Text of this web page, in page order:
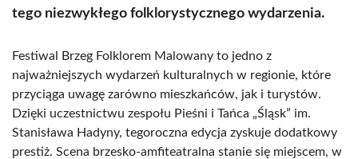
tego niezwykłego folklorystycznego wydarzenia.
Festiwal Brzeg Folklorem Malowany to jedno z
najważniejszych wydarzeń kulturalnych w regionie, które
przyciąga uwagę zarówno mieszkańców, jak i turystów.
Dzięki uczestnictwu zespołu Pieśni i Tańca „Śląsk” im.
Stanisława Hadyny, tegoroczna edycja zyskuje dodatkowy
prestiż. Scena brzesko-amfiteatralna stanie się miejscem, w